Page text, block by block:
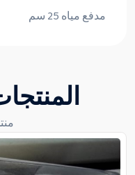
مدفع مياه 25 سم